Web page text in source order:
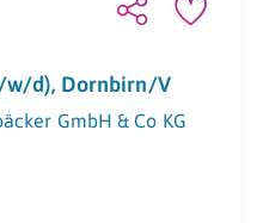
w/d), Dornbirn/V
GmbH & Co KG